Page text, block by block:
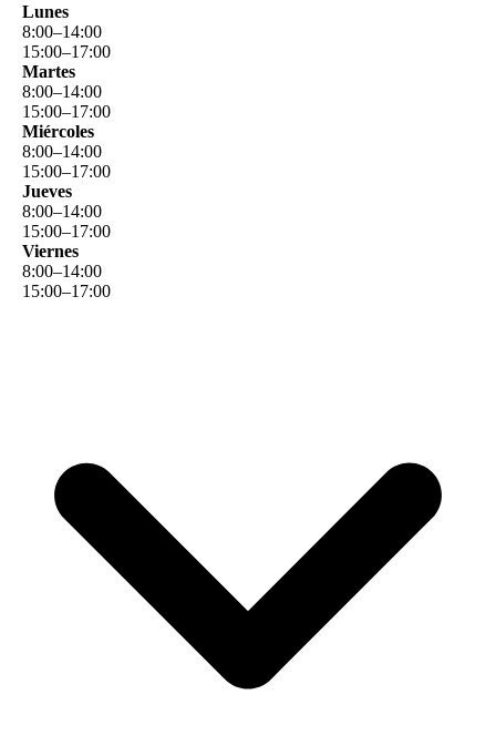
Lunes
8:00–14:00
15:00–17:00
Martes
8:00–14:00
15:00–17:00
Miércoles
8:00–14:00
15:00–17:00
Jueves
8:00–14:00
15:00–17:00
Viernes
8:00–14:00
15:00–17:00